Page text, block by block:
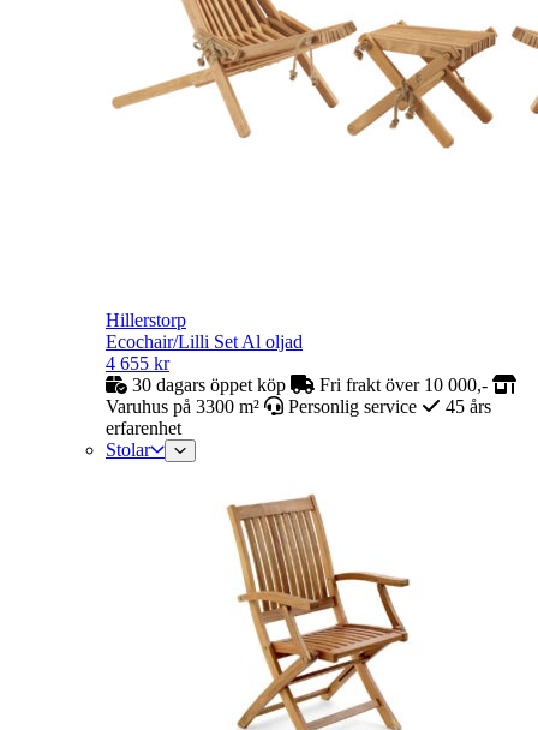
Hillerstorp
Ecochair/Lilli Set Al oljad
4 655 kr
30 dagars öppet köp
Fri frakt över 10 000,-
Varuhus på 3300 m²
Personlig service
45 års
erfarenhet
Stolar